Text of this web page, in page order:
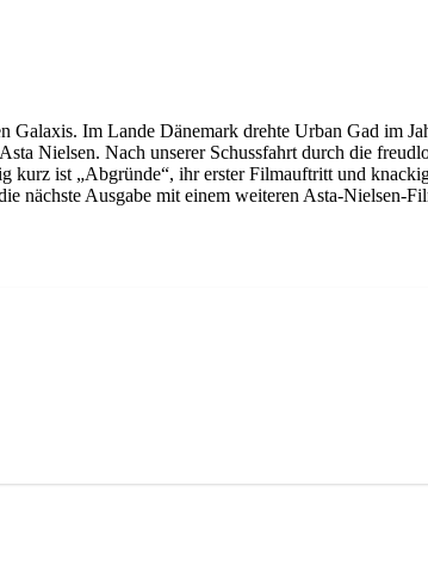
Im Lande Dänemark drehte Urban Gad im
Nielsen. Nach unserer Schussfahrt durch die
ist „Abgründe“, ihr erster Filmauftritt und
nächste Ausgabe mit einem weiteren Asta-Nielsen-